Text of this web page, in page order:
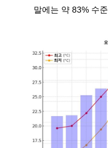
말에는 약 83% 수준